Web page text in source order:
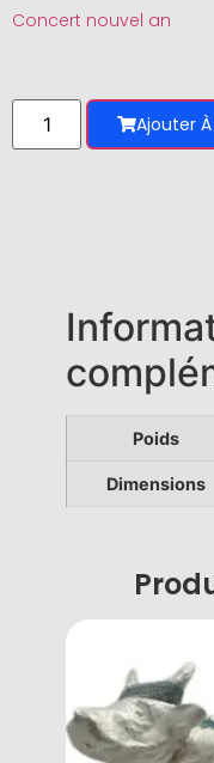
Concert nouvel an
Ajouter
Poids
Dimensions